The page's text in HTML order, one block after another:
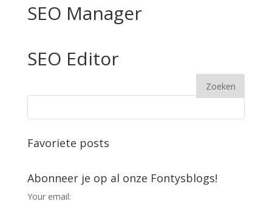
SEO Manager
SEO Editor
Favoriete posts
Abonneer je op al onze Fontysblogs!
Your email: